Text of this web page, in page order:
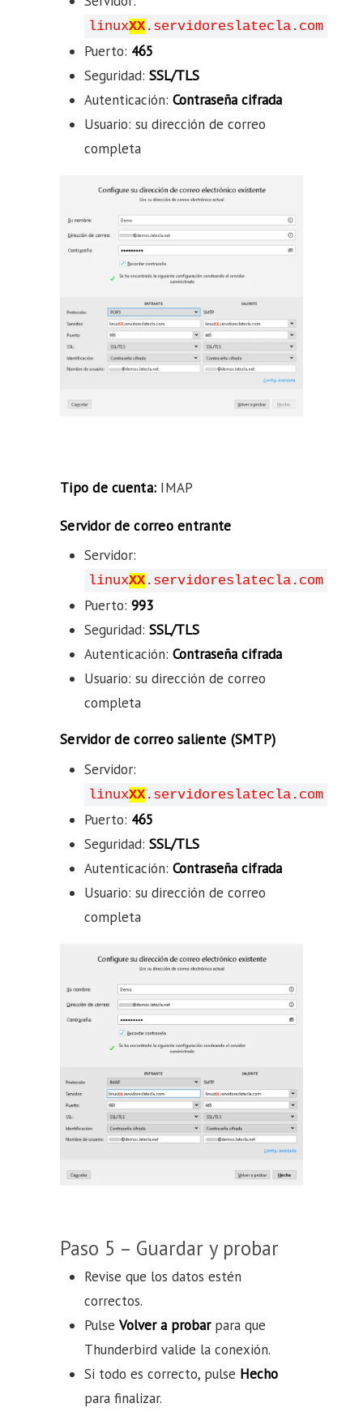
linuxXX .servidoreslatecla.com
Puerto: 465
Seguridad: SSL/TLS
Autenticación: Contraseña cifrada
Usuario: su dirección de correo
completa
Tipo de cuenta: IMAP
Servidor de correo entrante
Servidor:
linuxXX .servidoreslatecla.com
Puerto: 993
Seguridad: SSL/TLS
Autenticación: Contraseña cifrada
Usuario: su dirección de correo
completa
Servidor de correo saliente (SMTP)
Servidor:
linuxXX .servidoreslatecla.com
Puerto: 465
Seguridad: SSL/TLS
Autenticación: Contraseña cifrada
Usuario: su dirección de correo
completa
Paso 5 – Guardar y probar
Revise que los datos estén
correctos.
Pulse Volver a probarpara que
Thunderbird valide la conexión.
Si todo es correcto, pulse Hecho
para finalizar.